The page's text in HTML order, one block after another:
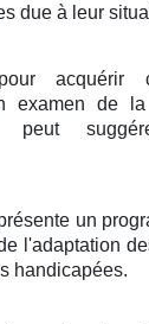
due à leur
acquérir
examen de
peut
un
l'adaptation
handicapées.